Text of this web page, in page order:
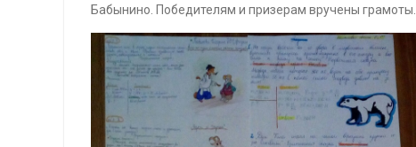
Бабынино. Победителям и призерам вручены грамоты.